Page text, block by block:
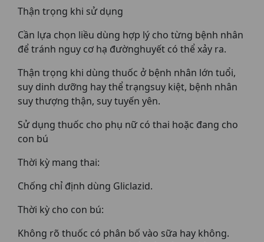
Thận trọng khi sử dụng
Cần lựa chọn liều dùng hợp lý cho từng bệnh nhân
để tránh nguy cơ hạ đườnghuyết có thể xảy ra.
Thận trọng khi dùng thuốc ở bệnh nhân lớn tuổi,
suy dinh dưỡng hay thể trạngsuy kiệt, bệnh nhân
suy thượng thận, suy tuyến yên.
Sử dụng thuốc cho phụ nữ có thai hoặc đang cho
con bú
Thời kỳ mang thai:
Chống chỉ định dùng Gliclazid.
Thời kỳ cho con bú:
Không rõ thuốc có phân bố vào sữa hay không.